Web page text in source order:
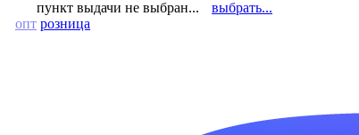
пункт выдачи не выбран...
выбрать...
опт розница